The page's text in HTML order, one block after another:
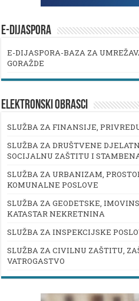
E-DIJASPORA
E-DIJASPORA-BAZA ZA
GORAŽDE
ELEKTRONSKI OBRASCI
SLUŽBA ZA FINANSIJE,
SLUŽBA ZA DRUŠTVENE
SOCIJALNU ZAŠTITU I
SLUŽBA ZA URBANIZAM,
KOMUNALNE POSLOVE
SLUŽBA ZA GEODETSKE,
KATASTAR NEKRETNINA
SLUŽBA ZA INSPEKCIJSKE
SLUŽBA ZA CIVILNU ZAŠTITU,
VATROGASTVO